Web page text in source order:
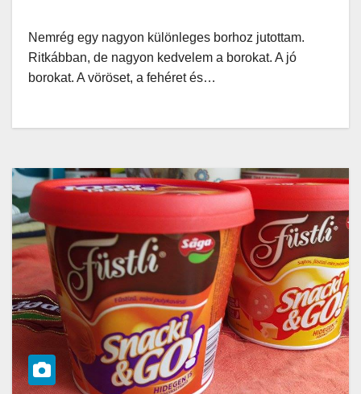
Nemrég egy nagyon különleges borhoz jutottam.
Ritkábban, de nagyon kedvelem a borokat. A jó
borokat. A vöröset, a fehéret és…